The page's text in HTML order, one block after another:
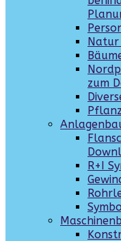
Natur
zum
R+I